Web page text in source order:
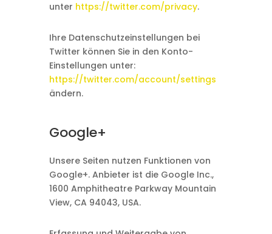
unter https://twitter.com/privacy.
Ihre Datenschutzeinstellungen bei
Twitter können Sie in den Konto-
Einstellungen unter:
https://twitter.com/account/settings
ändern.
Google+
Unsere Seiten nutzen Funktionen von
Google+. Anbieter ist die Google Inc.,
1600 Amphitheatre Parkway Mountain
View, CA 94043, USA.